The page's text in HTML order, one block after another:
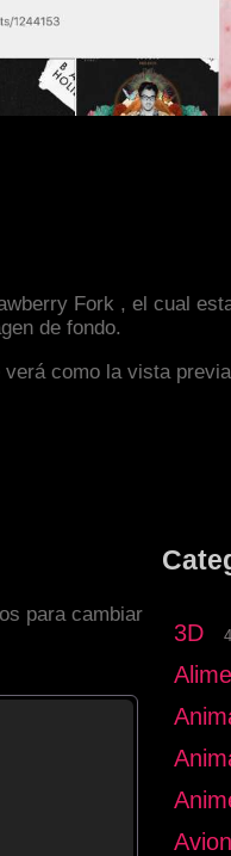
Fork , el cual
de fondo.
como la vista
para cambiar
3D